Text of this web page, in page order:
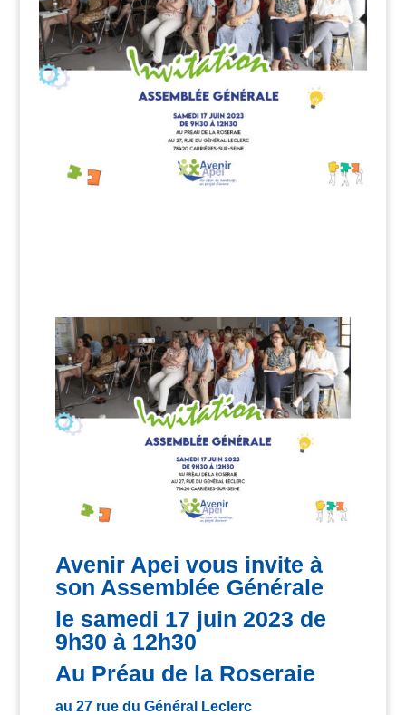
Avenir Apei vous invite à
son Assemblée Générale
le samedi 17 juin 2023 de
9h30 à 12h30
Au Préau de la Roseraie
au 27 rue du Général Leclerc